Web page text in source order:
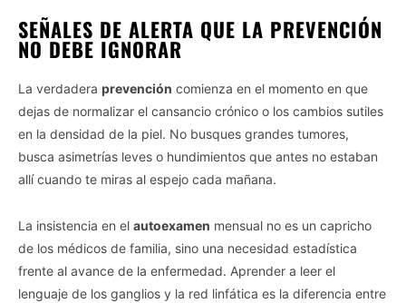
SEÑALES DE ALERTA QUE LA PREVENCIÓN
NO DEBE IGNORAR
La verdadera prevención comienza en el momento en que
dejas de normalizar el cansancio crónico o los cambios sutiles
en la densidad de la piel. No busques grandes tumores,
busca asimetrías leves o hundimientos que antes no estaban
allí cuando te miras al espejo cada mañana.
La insistencia en el autoexamen mensual no es un capricho
de los médicos de familia, sino una necesidad estadística
frente al avance de la enfermedad. Aprender a leer el
lenguaje de los ganglios y la red linfática es la diferencia entre